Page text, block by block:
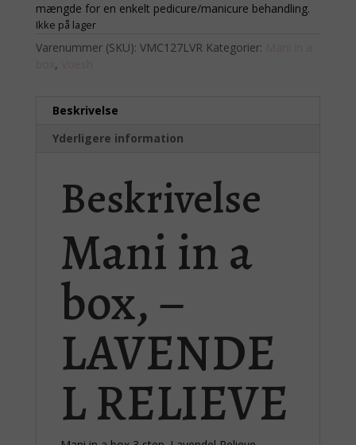
mængde for en enkelt pedicure/manicure behandling.
Ikke på lager
Varenummer (SKU): VMC127LVR Kategorier:
,
Beskrivelse
Yderligere information
Beskrivelse
Mani in a
box, –
LAVENDE
L RELIEVE